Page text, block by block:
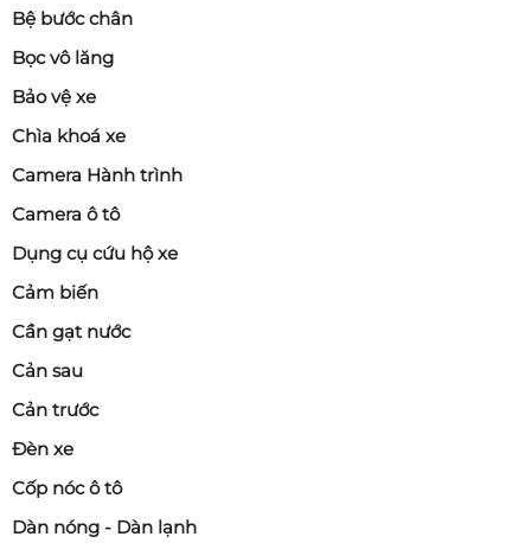
Bệ bước chân
Bọc vô lăng
Bảo vệ xe
Chìa khoá xe
Camera Hành trình
Camera ô tô
Dụng cụ cứu hộ xe
Cảm biến
Cần gạt nước
Cản sau
Cản trước
Đèn xe
Cốp nóc ô tô
Dàn nóng - Dàn lạnh